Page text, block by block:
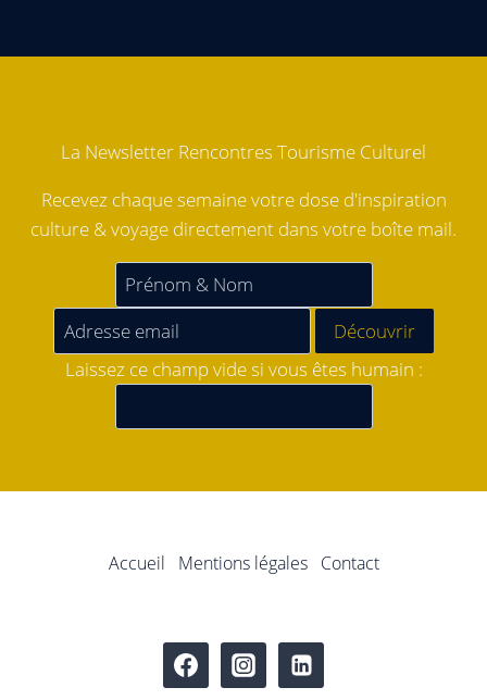
La Newsletter Rencontres Tourisme Culturel
Recevez chaque semaine votre dose d'inspiration
culture & voyage directement dans votre boîte mail.
Laissez ce champ vide si vous êtes humain :
Accueil Mentions légales Contact